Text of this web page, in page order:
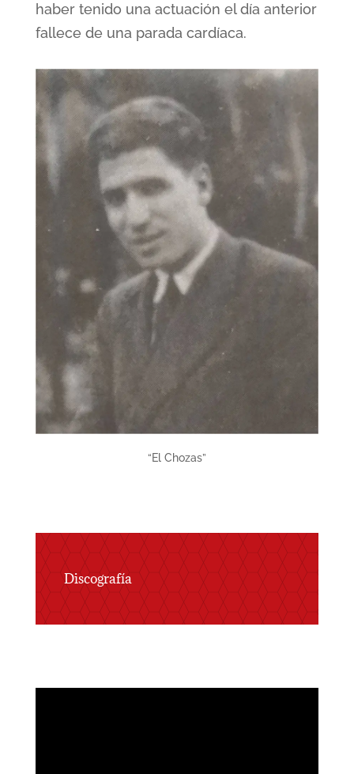
haber tenido una actuación el día anterior
fallece de una parada cardíaca.
“El Chozas”
Discografía